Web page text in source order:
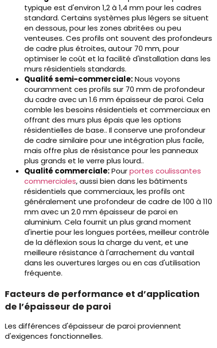
typique est d'environ 1,2 à 1,4 mm pour les cadres
standard. Certains systèmes plus légers se situent
en dessous, pour les zones abritées ou peu
venteuses. Ces profils ont souvent des profondeurs
de cadre plus étroites, autour 70 mm, pour
optimiser le coût et la facilité d'installation dans les
murs résidentiels standards.
Qualité semi-commerciale:Nous voyons
couramment ces profils sur 70 mm de profondeur
du cadre avec un 1.6 mm épaisseur de paroi. Cela
comble les besoins résidentiels et commerciaux en
offrant des murs plus épais que les options
résidentielles de base.. Il conserve une profondeur
de cadre similaire pour une intégration plus facile,
mais offre plus de résistance pour les panneaux
plus grands et le verre plus lourd..
Qualité commerciale:Pourportes coulissantes
commerciales, aussi bien dans les bâtiments
résidentiels que commerciaux, les profils ont
généralement une profondeur de cadre de 100 à 110
mm avec un 2.0 mm épaisseur de paroi en
aluminium. Cela fournit un plus grand moment
d'inertie pour les longues portées, meilleur contrôle
de la déflexion sous la charge du vent, et une
meilleure résistance à l'arrachement du vantail
dans les ouvertures larges ou en cas d'utilisation
fréquente.
Facteurs de performance et d’application
de l’épaisseur de paroi
Les différences d'épaisseur de paroi proviennent
d'exigences fonctionnelles.